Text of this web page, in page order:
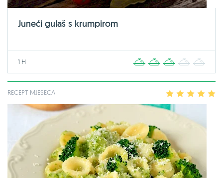
Juneći gulaš s krumpirom
1 H 2 3 4
RECEPT MJESECA 2 3 4